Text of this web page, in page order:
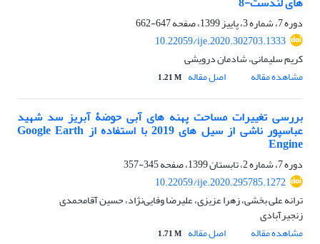
دوره 7، شماره 3، پاییز 1399، صفحه
647-662
10.22059/ije.2020.302703.1333
کریم سلیمانی، شادمان درویشی
مشاهده مقاله
اصل مقاله 1.21 M
بررسی تغییرات مساحت پهنه های آبی حوضۀ آبریز سد شهید
عباسپور ناشی از سیل های 2019 با استفاده از Google Earth
Engine
دوره 7، شماره 2، تابستان 1399، صفحه
345-357
10.22059/ije.2020.295785.1272
ترانه علی بخشی، زهرا عزیزی، علیرضا وفایی‌نژاد، حسین آقامحمدی
زنجیرآبادی
مشاهده مقاله
اصل مقاله 1.71 M